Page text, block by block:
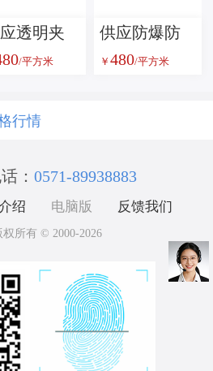
透明夹
爆防火
璃，防
璃
/平方米
供应防爆防
火玻璃
￥ 480/平方米
行情
： 0571-89938883
绍 电脑版 反馈我们
权所有 © 2000-2026